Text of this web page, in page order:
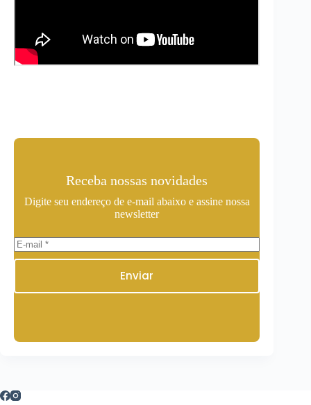
Receba nossas novidades
Digite seu endereço de e-mail abaixo e assine nossa
newsletter
Enviar